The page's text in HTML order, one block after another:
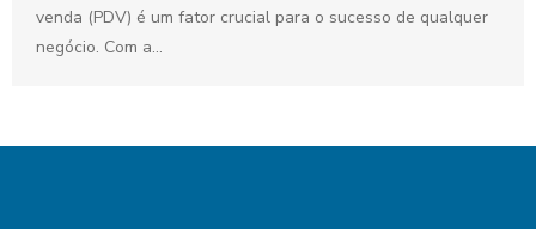
venda (PDV) é um fator crucial para o sucesso de qualquer
negócio. Com a...